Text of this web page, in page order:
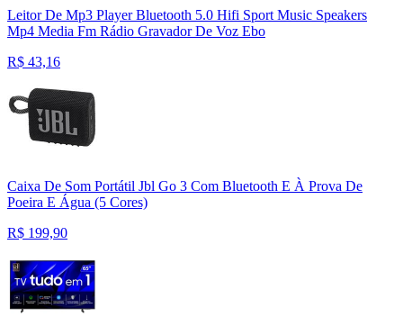
Leitor De Mp3 Player Bluetooth 5.0 Hifi Sport Music Speakers
Mp4 Media Fm Rádio Gravador De Voz Ebo
R$ 43,16
Caixa De Som Portátil Jbl Go 3 Com Bluetooth E À Prova De
Poeira E Água (5 Cores)
R$ 199,90